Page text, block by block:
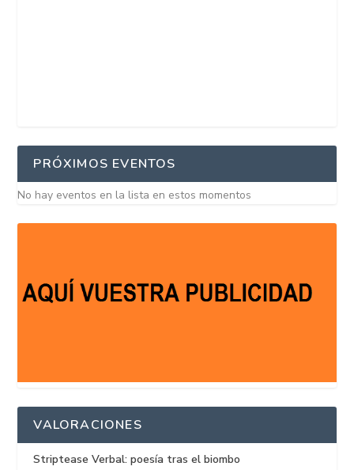
PRÓXIMOS EVENTOS
No hay eventos en la lista en estos momentos
VALORACIONES
Striptease Verbal: poesía tras el biombo